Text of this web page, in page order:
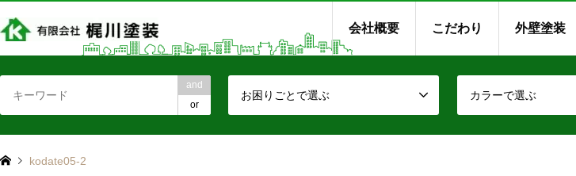
会社概要 こだわり 外壁塗装
and
or
お困りごとで選ぶ カラーで選ぶ
kodate05-2